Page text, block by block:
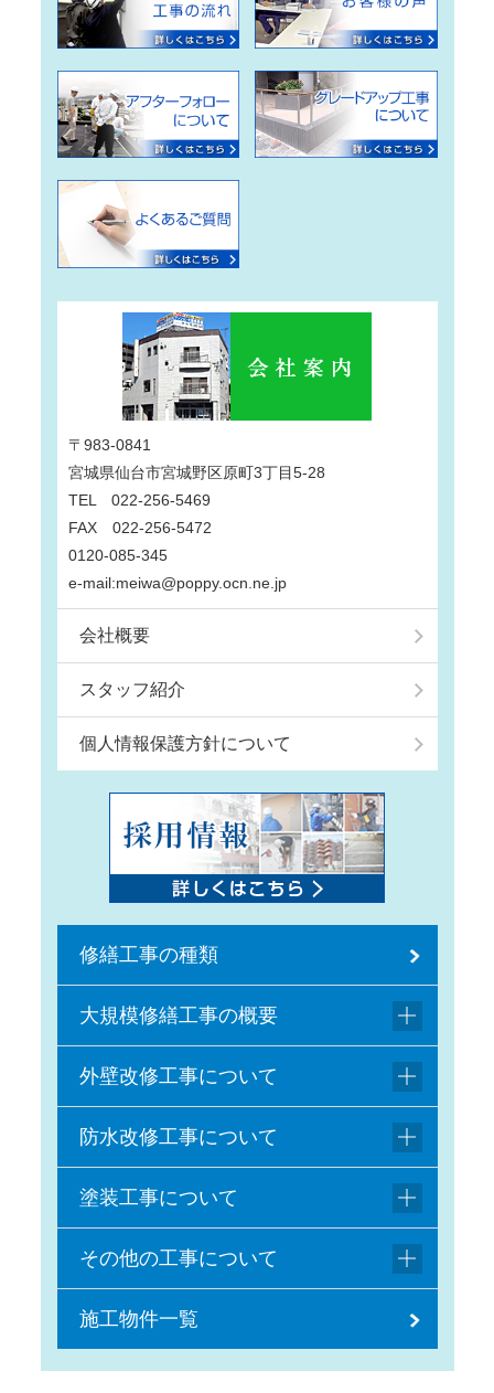
〒983-0841
宮城県仙台市宮城野区原町3丁目5-28
TEL 022-256-5469
FAX 022-256-5472
0120-085-345
e-mail:meiwa@poppy.ocn.ne.jp
会社概要
スタッフ紹介
個人情報保護方針について
修繕工事の種類
大規模修繕工事の概要
外壁改修工事について
防水改修工事について
塗装工事について
その他の工事について
施工物件一覧